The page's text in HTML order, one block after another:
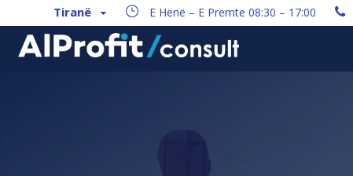
Tiranë E Hënë – E Premte 08:30 – 17:00